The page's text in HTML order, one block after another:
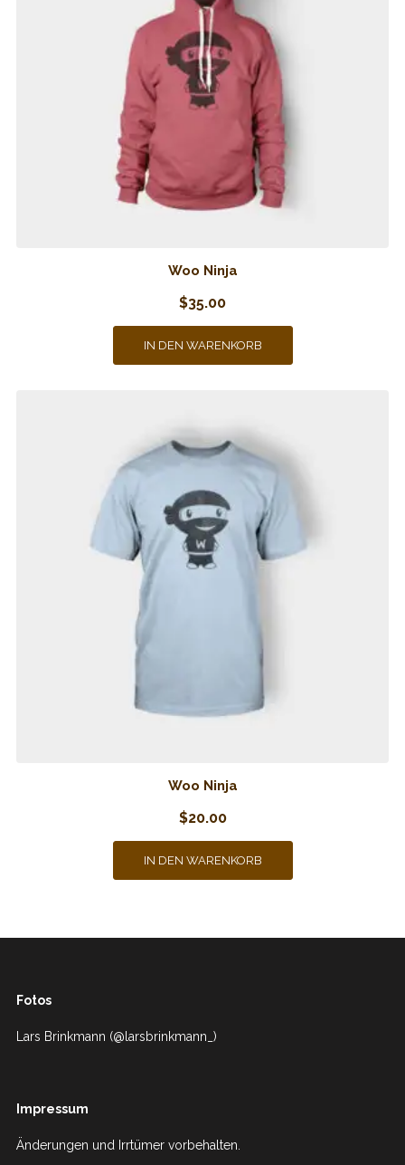
Woo Ninja
$35.00
IN DEN WARENKORB
Woo Ninja
$20.00
IN DEN WARENKORB
Fotos
Lars Brinkmann (@larsbrinkmann_)
Impressum
Änderungen und Irrtümer vorbehalten.